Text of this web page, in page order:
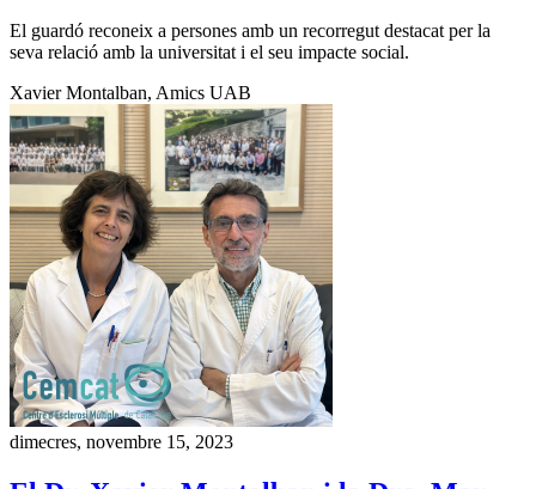
El guardó reconeix a persones amb un recorregut destacat per la
seva relació amb la universitat i el seu impacte social.
Xavier Montalban, Amics UAB
dimecres, novembre 15, 2023